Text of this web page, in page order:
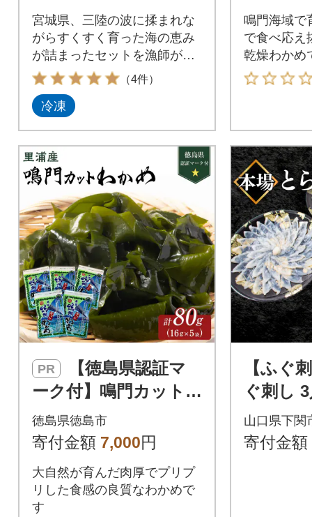
宮城県、三陸の波に揉まれな
がらすくすく育った海の恵み
が詰まったセットを漁師が全
国にお届けいたします!
（4件）
冷凍
鳴門海域で
で食べ応え
乾燥わかめ
したシャキ
風味のよさ
がなく手軽
きます。ま
半年と長く
できます。
は、水で5
で1人分作
どんなどは
使いになれ
PR
ーク付】鳴門カット
わかめ里浦産16g×5
【BC001】
徳島県徳島市
寄付金額 7,000円
大自然が育んだ肉厚でプリプ
リした食感の良質なわかめで
す
【ふぐ
ぐ刺し
ト 冷凍
022
山口県下関
寄付金額